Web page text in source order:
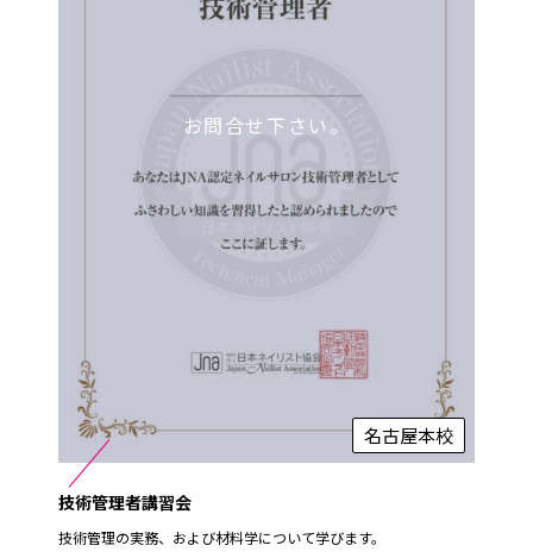
お問合せ下さい。
名古屋本校
技術管理者講習会
技術管理の実務、および材料学について学びます。